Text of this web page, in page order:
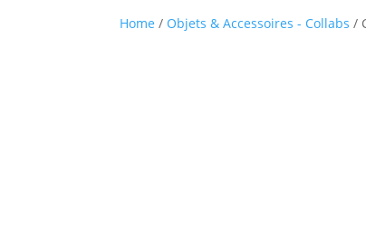
Home / Objets & Accessoires - Collabs /